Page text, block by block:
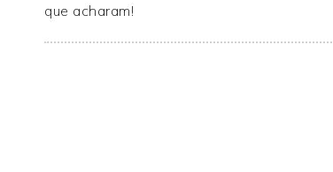
que acharam!